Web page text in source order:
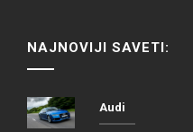
NAJNOVIJI SAVETI:
Audi